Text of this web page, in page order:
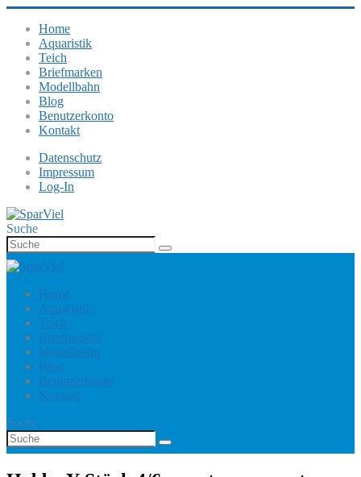
Home
Aquaristik
Teich
Briefmarken
Modellbahn
Blog
Benutzerkonto
Kontakt
Datenschutz
Impressum
Log-In
Suche
Home
Aquaristik
Teich
Briefmarken
Modellbahn
Blog
Benutzerkonto
Kontakt
Suche